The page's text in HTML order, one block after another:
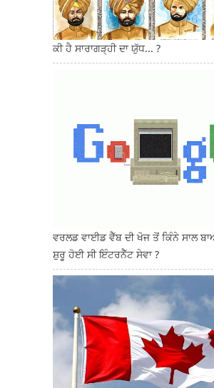
ਕੀ ਹੈ ਸਾਰਾਗੜ੍ਹੀ ਦਾ ਯੁੱਧ... ?
ਵਰਲਡ ਵਾਈਡ ਵੈੱਬ ਦੀ ਖੋਜ ਤੋਂ ਕਿੰਨੇ ਸਾਲ
ਸ਼ੁਰੂ ਹੋਈ ਸੀ ਇੰਟਰਨੈੱਟ ਸੇਵਾ ?